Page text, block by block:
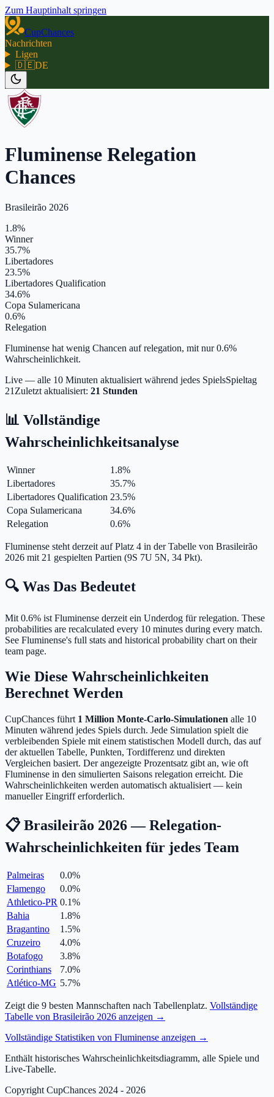
Zum Hauptinhalt springen
CupChances
Nachrichten
Ligen
🇩🇪DE
Fluminense Relegation
Chances
Brasileirão 2026
1.8%
Winner
35.7%
Libertadores
23.5%
Libertadores Qualification
34.6%
Copa Sulamericana
0.6%
Relegation
Fluminense hat wenig Chancen auf relegation, mit nur 0.6%
Wahrscheinlichkeit.
Live — alle 10 Minuten aktualisiert während jedes SpielsSpieltag
21 Zuletzt aktualisiert: 21 Stunden
📊 Vollständige
Wahrscheinlichkeitsanalyse
Winner 1.8%
Libertadores
35.7%
Libertadores Qualification 23.5%
Copa Sulamericana
34.6%
Relegation
0.6%
Fluminense steht derzeit auf Platz 4 in der Tabelle von Brasileirão
2026 mit 21 gespielten Partien (9S 7U 5N, 34 Pkt).
🔍 Was Das Bedeutet
Mit 0.6% ist Fluminense derzeit ein Underdog für relegation. These
probabilities are recalculated every 10 minutes during every match.
See Fluminense's full stats and historical probability chart on their
team page.
Wie Diese Wahrscheinlichkeiten
Berechnet Werden
CupChances führt 1 Million Monte-Carlo-Simulationen alle 10
Minuten während jedes Spiels durch. Jede Simulation spielt die
verbleibenden Spiele mit einem statistischen Modell durch, das auf
der aktuellen Tabelle, Punkten, Tordifferenz und direkten
Vergleichen basiert. Der angezeigte Prozentsatz gibt an, wie oft
Fluminense in den simulierten Saisons relegation erreicht. Die
Wahrscheinlichkeiten werden automatisch aktualisiert — kein
manueller Eingriff erforderlich.
📋 Brasileirão 2026 — Relegation-
Wahrscheinlichkeiten für jedes Team
Palmeiras 0.0%
Flamengo
0.0%
Athletico-PR 0.1%
Bahia
1.8%
Bragantino
1.5%
Cruzeiro
4.0%
Botafogo
3.8%
Corinthians
7.0%
Atlético-MG 5.7%
Zeigt die 9 besten Mannschaften nach Tabellenplatz. Vollständige
Tabelle von Brasileirão 2026 anzeigen →
Vollständige Statistiken von Fluminense anzeigen →
Enthält historisches Wahrscheinlichkeitsdiagramm, alle Spiele und
Live-Tabelle.
Copyright CupChances 2024 - 2026